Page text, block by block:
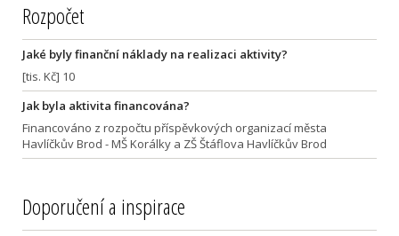
Rozpočet
Jaké byly finanční náklady na realizaci aktivity?
[tis. Kč] 10
Jak byla aktivita financována?
Financováno z rozpočtu příspěvkových organizací města
Havlíčkův Brod - MŠ Korálky a ZŠ Štáflova Havlíčkův Brod
Doporučení a inspirace